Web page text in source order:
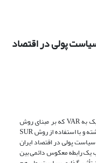
پولی در اقتصاد
در این مقاله با استفاده از یک نظام نزدیک به VAR که بر مبنای روش
شناسی اجزای غیر قابل مشاهده قرارداشته و با استفاده از روش SUR
پولی در اقتصاد ایران
یک رابطه معکوس دائمی بین